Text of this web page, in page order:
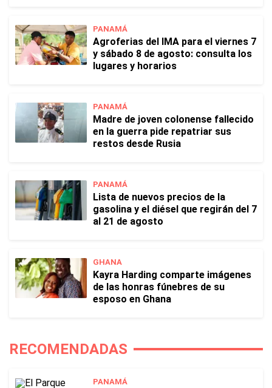
PANAMÁ
Agroferias del IMA para el viernes 7
y sábado 8 de agosto: consulta los
lugares y horarios
PANAMÁ
Madre de joven colonense fallecido
en la guerra pide repatriar sus
restos desde Rusia
PANAMÁ
Lista de nuevos precios de la
gasolina y el diésel que regirán del 7
al 21 de agosto
GHANA
Kayra Harding comparte imágenes
de las honras fúnebres de su
esposo en Ghana
RECOMENDADAS
PANAMÁ